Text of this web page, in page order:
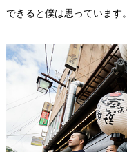
できると僕は思っています。